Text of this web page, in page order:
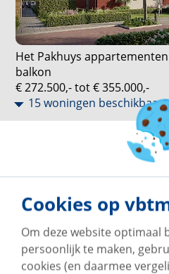
Met ‘Het Pakhuys’ komt er
naar Mariahout, terwijl
aan de moderne
Mariastraat in Mariahout
verdient!
Het Pakhuys
balkon
€ 272.500,- tot € 355.000,-
15 woningen beschikbaar
Cookies op
Om deze website optimaal
persoonlijk te maken,
cookies (en daarmee